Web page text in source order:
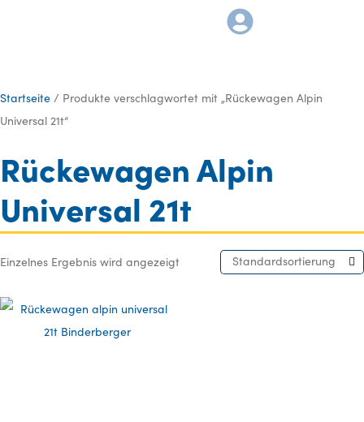
Startseite / Produkte verschlagwortet mit „Rückewagen Alpin
Universal 21t“
Rückewagen Alpin
Universal 21t
Einzelnes Ergebnis wird angezeigt Standardsortierung